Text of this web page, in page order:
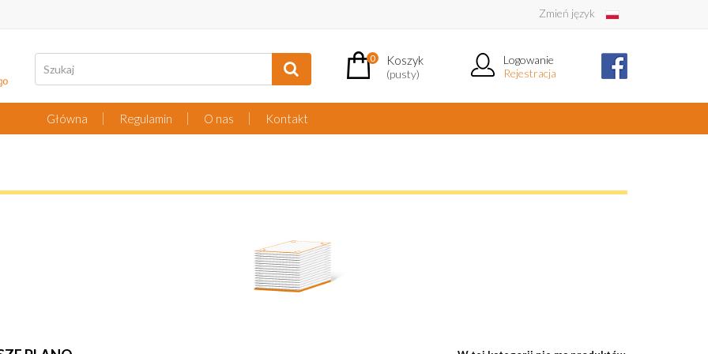
Zmień język
Logowanie
Rejestracja
Koszyk
0
(pusty)
Główna Regulamin O nas Kontakt